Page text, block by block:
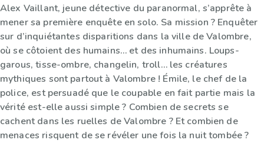
Alex Vaillant, jeune détective du paranormal, s’apprête à
mener sa première enquête en solo. Sa mission ? Enquêter
sur d’inquiétantes disparitions dans la ville de Valombre,
où se côtoient des humains… et des inhumains. Loups-
garous, tisse-ombre, changelin, troll… les créatures
mythiques sont partout à Valombre ! Émile, le chef de la
police, est persuadé que le coupable en fait partie mais la
vérité est-elle aussi simple ? Combien de secrets se
cachent dans les ruelles de Valombre ? Et combien de
menaces risquent de se révéler une fois la nuit tombée ?